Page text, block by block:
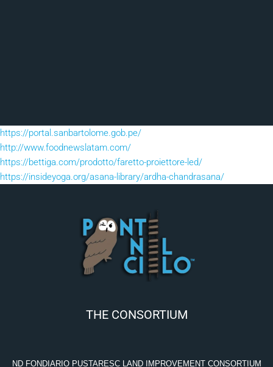
https://portal.sanbartolome.gob.pe/
http://www.foodnewslatam.com/
https://bettiga.com/prodotto/faretto-proiettore-led/
https://insideyoga.org/asana-library/ardha-chandrasana/
THE CONSORTIUM
ND FONDIARIO PUSTARESC LAND IMPROVEMENT CONSORTIUM